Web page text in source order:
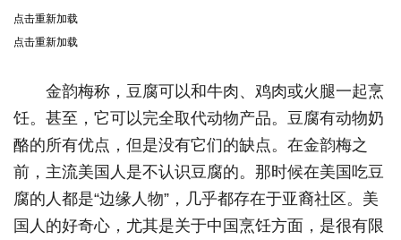
点击重新加载
点击重新加载
金韵梅称，豆腐可以和牛肉、鸡肉或火腿一起烹
饪。甚至，它可以完全取代动物产品。豆腐有动物奶
酪的所有优点，但是没有它们的缺点。在金韵梅之
前，主流美国人是不认识豆腐的。那时候在美国吃豆
腐的人都是“边缘人物”，几乎都存在于亚裔社区。美
国人的好奇心，尤其是关于中国烹饪方面，是很有限